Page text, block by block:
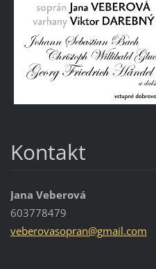
Kontakt
Jana Veberová
603778479
veberovasopran@gmail.com